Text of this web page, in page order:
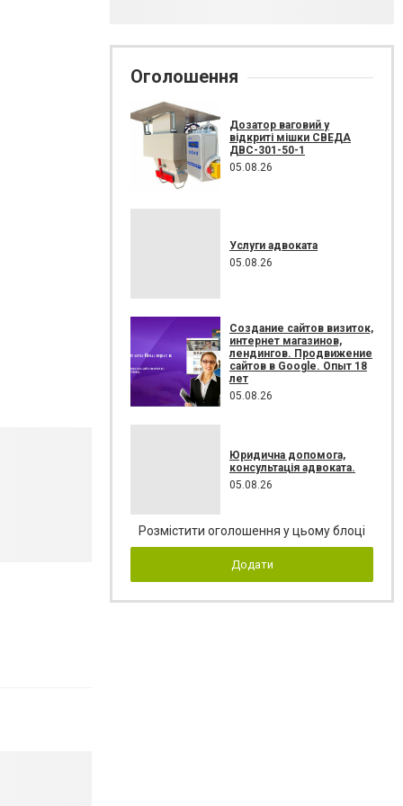
Оголошення
Дозатор ваговий у
відкриті мішки СВЕДА
ДВС-301-50-1
05.08.26
Услуги адвоката
05.08.26
Создание сайтов визиток,
интернет магазинов,
лендингов. Продвижение
сайтов в Google. Опыт 18
лет
05.08.26
Юридична допомога,
консультація адвоката.
05.08.26
Розмістити оголошення у цьому блоці
Додати